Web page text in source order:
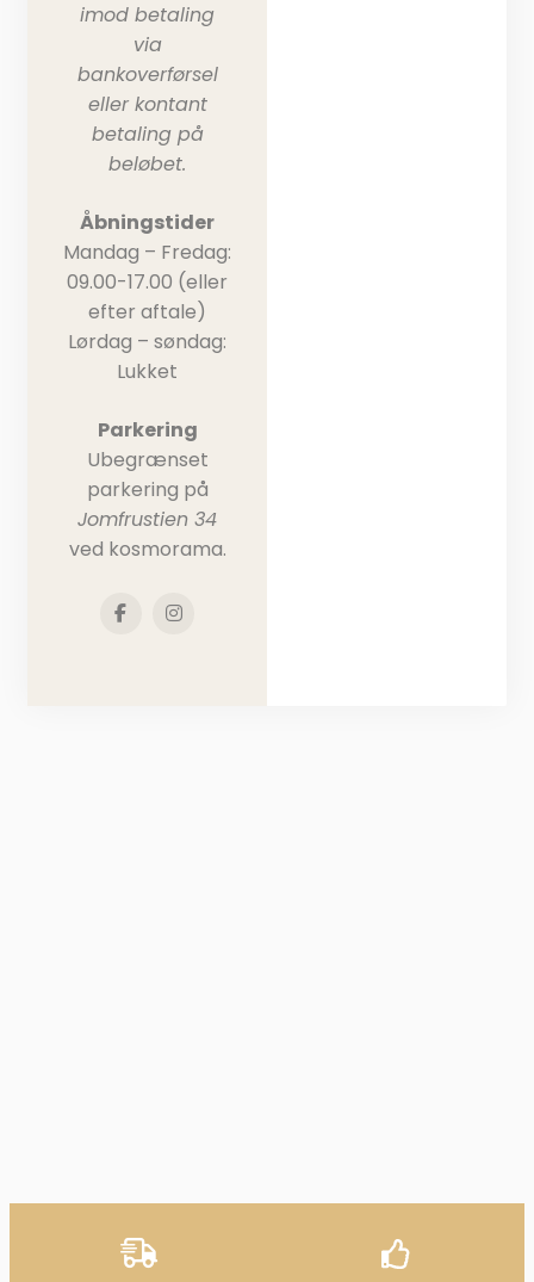
imod betaling
via
bankoverførsel
eller kontant
betaling på
beløbet.​​
Åbningstider​
Mandag – Fredag:
09.00-17.00 (eller
efter aftale)
Lørdag – søndag:
Lukket
Parkering
Ubegrænset
parkering på
Jomfrustien 34
ved kosmorama​.